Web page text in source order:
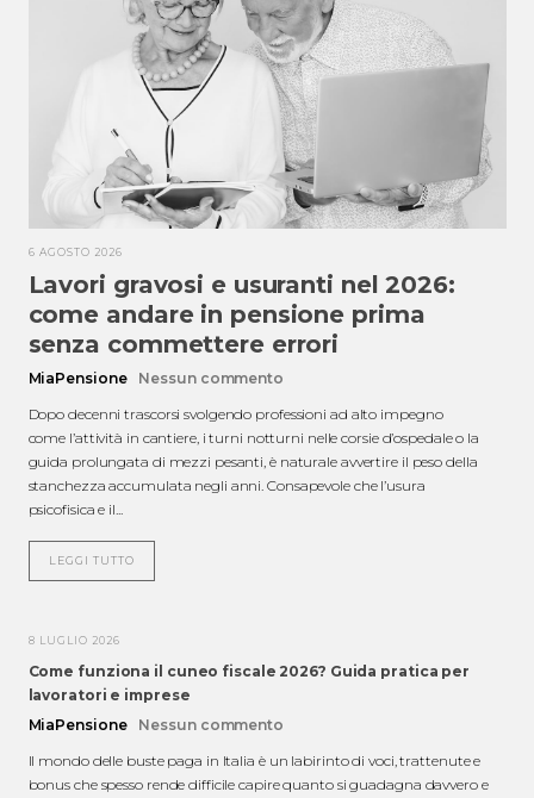
6 AGOSTO 2026
Lavori gravosi e usuranti nel 2026:
come andare in pensione prima
senza commettere errori
MiaPensione
Nessun commento
Dopo decenni trascorsi svolgendo professioni ad alto impegno
come l’attività in cantiere, i turni notturni nelle corsie d’ospedale o la
guida prolungata di mezzi pesanti, è naturale avvertire il peso della
stanchezza accumulata negli anni. Consapevole che l’usura
psicofisica e il...
LEGGI TUTTO
8 LUGLIO 2026
Come funziona il cuneo fiscale 2026? Guida pratica per
lavoratori e imprese
MiaPensione
Nessun commento
Il mondo delle buste paga in Italia è un labirinto di voci, trattenute e
bonus che spesso rende difficile capire quanto si guadagna davvero e